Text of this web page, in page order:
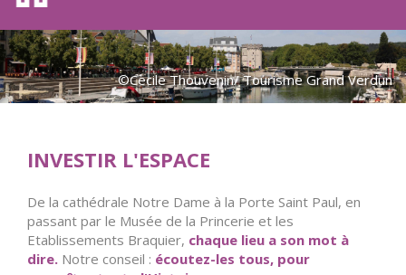
CITADELLE
BILLETTERIE
©Cecile Thouvenin/ Tourisme Grand Verdun
INVESTIR L'ESPACE
De la cathédrale Notre Dame à la Porte Saint Paul, en
passant par le Musée de la Princerie et les
Etablissements Braquier, chaque lieu a son mot à
dire. Notre conseil : écoutez-les tous, pour